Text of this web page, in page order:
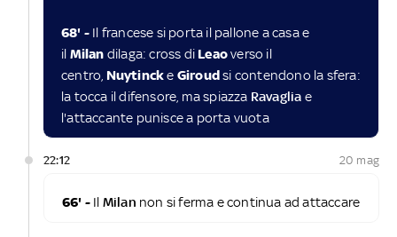
68' - Il francese si porta il pallone a casa e
il Milan dilaga: cross di Leaoverso il
centro, Nuytincke Giroudsi contendono la sfera:
la tocca il difensore, ma spiazza Ravaglia e
l'attaccante punisce a porta vuota
22:12 20 mag
66' - Il Milan non si ferma e continua ad attaccare